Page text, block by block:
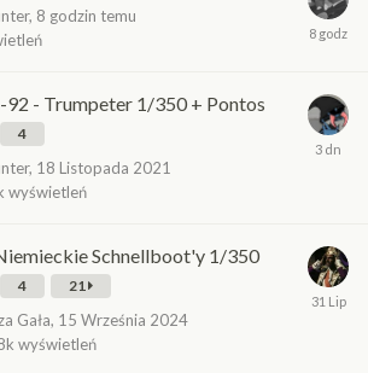
, 8 godzin temu
92 - Trumpeter 1/350 + Pontos
4
, 18 Listopada 2021
wyświetleń
Schnellboot'y 1/350
4 21
Gała, 15 Września 2024
wyświetleń